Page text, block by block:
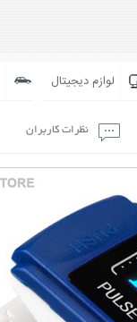
لوازم دیجیتال
نظرات کاربران